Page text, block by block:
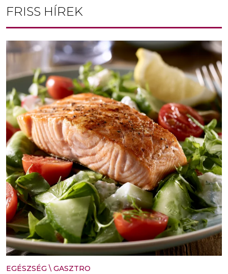
FRISS HÍREK
EGÉSZSÉG \ GASZTRO